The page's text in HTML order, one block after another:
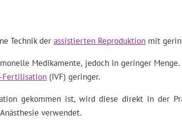
Technik der assistierten Reproduktion mit
Medikamente, jedoch in geringer
Fertilisation (IVF) geringer.
gekommen ist, wird diese direkt in der
verwendet.